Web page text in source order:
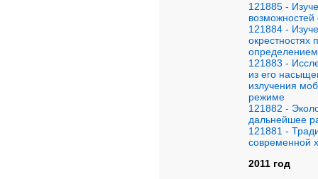
121885 -
121884 -
окрестностях
определением
121883 -
из его
излучения
режиме
121882 -
дальнейшее
121881 -
современной
2011 год